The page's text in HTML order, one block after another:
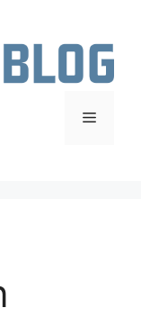
Menü